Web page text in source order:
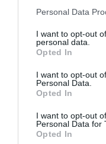
Personal Data
I want to opt-out
personal data.
Opted In
I want to opt-out
Personal Data.
Opted In
I want to opt-out
Personal Data for
Opted In
Anna stazzi a
mirobolants plans
Rien n’a tenu.
rapidement que la
factures en instance
Il y a encore un an, EY